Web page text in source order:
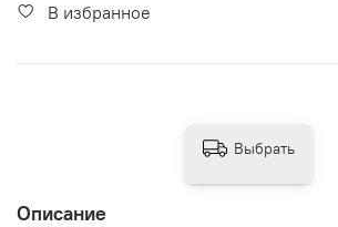
В избранное
Описание
Выбрать